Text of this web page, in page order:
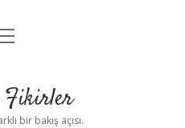
Uyarı
Fikirler
bir bakış açısı.